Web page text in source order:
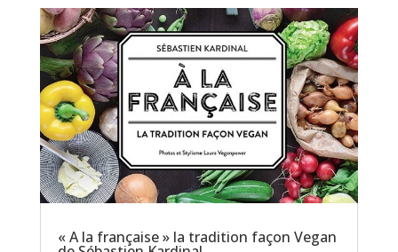
« A la française » la tradition façon Vegan